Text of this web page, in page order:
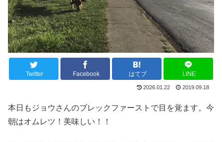
Twitter Facebook はてブ LINE
2026.01.22 2019.09.18
本日もジョウさんのブレックファーストで目を覚ます。今
朝はオムレツ！美味しい！！